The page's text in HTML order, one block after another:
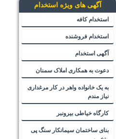
آگهی های ویژه استخدام
استخدام کافه
استخدام فروشنده
آگهی استخدام
دعوت به همکاری املاک سمنان
به یک خانواده واهر در کار مرغداری
نیاز مندم
کارگاه خیاطی بیرونبر
بنای ساختمان سیمانکار سنگ پی